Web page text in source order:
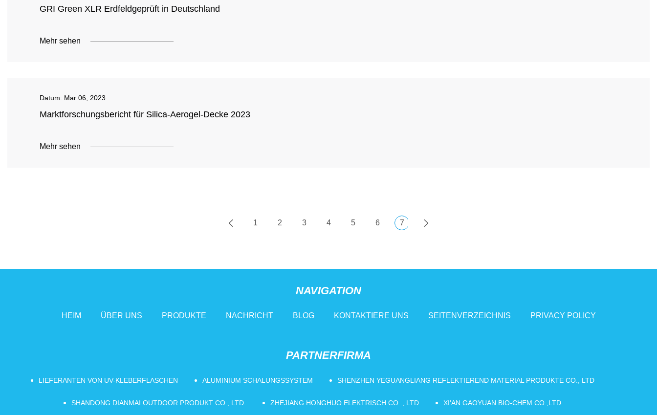
GRI Green XLR Erdfeldgeprüft in Deutschland
Mehr sehen
Datum: Mar 06, 2023
Marktforschungsbericht für Silica-Aerogel-Decke 2023
Mehr sehen
1 2 3 4 5 6 7
NAVIGATION
HEIM ÜBER UNS PRODUKTE NACHRICHT BLOG KONTAKTIERE UNS SEITENVERZEICHNIS PRIVACY POLICY
PARTNERFIRMA
LIEFERANTEN VON UV-KLEBERFLASCHEN ALUMINIUM SCHALUNGSSYSTEM SHENZHEN YEGUANGLIANG REFLEKTIEREND MATERIAL PRODUKTE CO., LTD
SHANDONG DIANMAI OUTDOOR PRODUKT CO., LTD. ZHEJIANG HONGHUO ELEKTRISCH CO ., LTD XI'AN GAOYUAN BIO-CHEM CO.,LTD